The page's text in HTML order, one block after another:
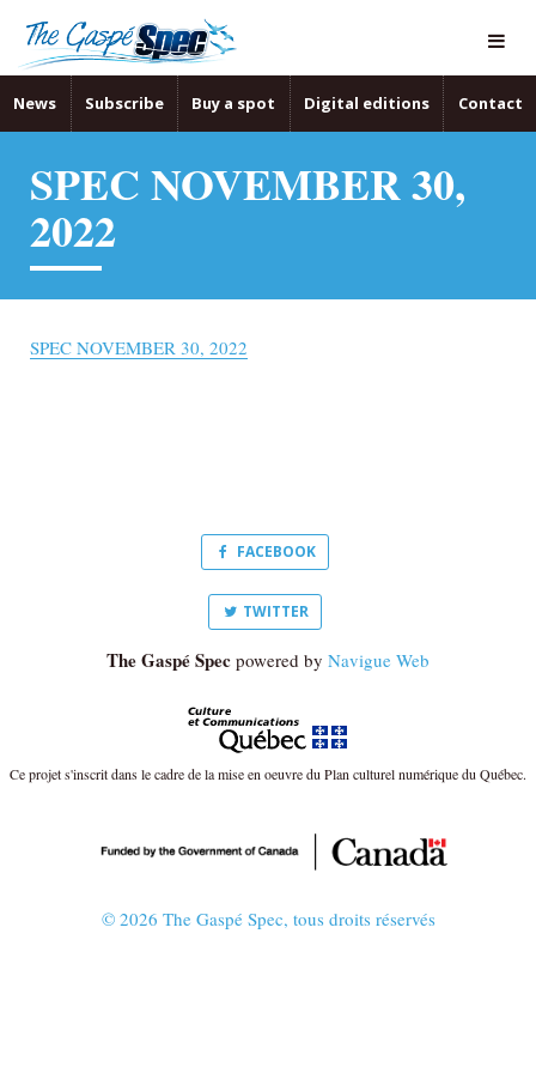
News Subscribe Buy a spot Digital editions Contact
SPEC NOVEMBER 30,
2022
SPEC NOVEMBER 30, 2022
FACEBOOK
TWITTER
The Gaspé Spec powered by Navigue Web
Ce projet s'inscrit dans le cadre de la mise en oeuvre du Plan culturel numérique du Québec.
© 2026 The Gaspé Spec, tous droits réservés